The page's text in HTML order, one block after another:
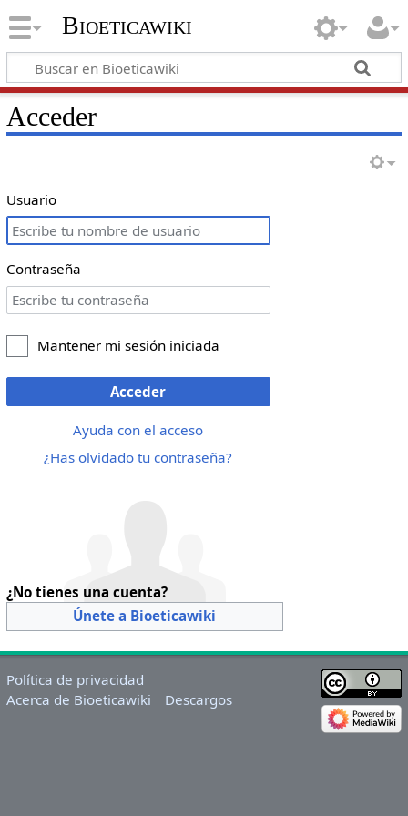
Bioeticawiki
Acceder
Usuario
Contraseña
Mantener mi sesión iniciada
Acceder
Ayuda con el acceso
¿Has olvidado tu contraseña?
¿No tienes una cuenta?
Únete a Bioeticawiki
Política de privacidad
Acerca de Bioeticawiki
Descargos